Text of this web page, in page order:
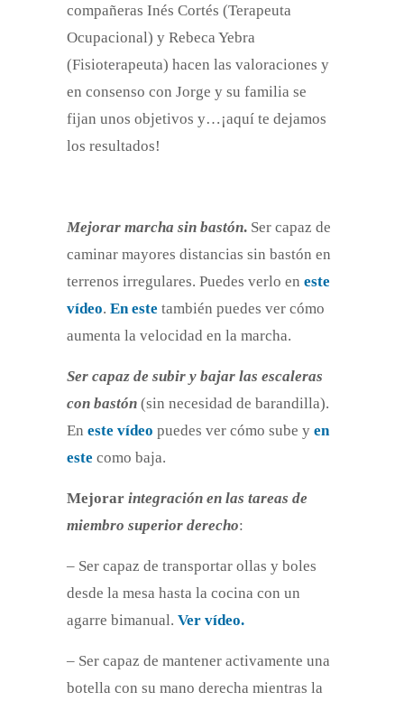
compañeras Inés Cortés (Terapeuta
Ocupacional) y Rebeca Yebra
(Fisioterapeuta) hacen las valoraciones y
en consenso con Jorge y su familia se
fijan unos objetivos y…¡aquí te dejamos
los resultados!
Mejorar marcha sin bastón. Ser capaz de
caminar mayores distancias sin bastón en
terrenos irregulares. Puedes verlo en este
vídeo. En este también puedes ver cómo
aumenta la velocidad en la marcha.
Ser capaz de subir y bajar las escaleras
con bastón (sin necesidad de barandilla).
En este vídeo puedes ver cómo sube y en
este como baja.
Mejorar integración en las tareas de
miembro superior derecho:
– Ser capaz de transportar ollas y boles
desde la mesa hasta la cocina con un
agarre bimanual. Ver vídeo.
– Ser capaz de mantener activamente una
botella con su mano derecha mientras la